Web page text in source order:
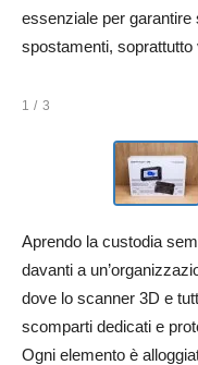
essenziale per garantire
spostamenti,
1 / 3
Aprendo la custodia
davanti a
dove lo scanner 3D e
scomparti dedicati e
Ogni elemento è